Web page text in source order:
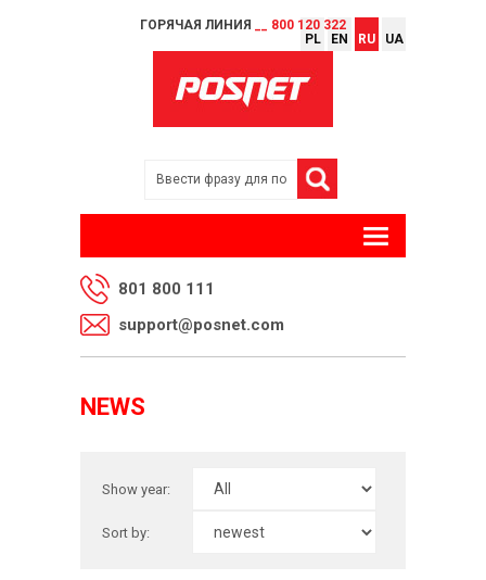
ГОРЯЧАЯ ЛИНИЯ __ 800 120 322
PL
EN RU UA
801 800 111
support@posnet.com
NEWS
Show year:
Sort by: